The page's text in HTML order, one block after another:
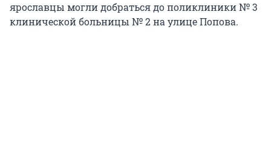
ярославцы могли добраться до поликлиники № 3
клинической больницы № 2 на улице Попова.